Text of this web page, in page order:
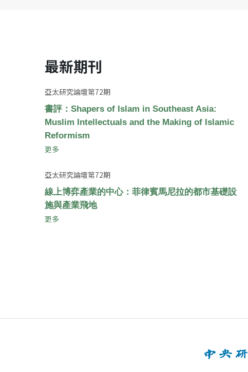
最新期刊
亞太研究論壇第72期
書評：Shapers of Islam in Southeast Asia:
Muslim Intellectuals and the Making of Islamic
Reformism
更多
亞太研究論壇第72期
線上博弈產業的中心：菲律賓馬尼拉的都市基礎設
施與產業飛地
更多